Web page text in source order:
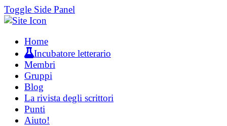
Toggle Side Panel
Home
Incubatore letterario
Membri
Gruppi
Blog
La rivista degli scrittori
Punti
Aiuto!